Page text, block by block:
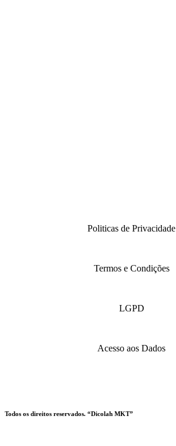
Politicas de Privacidade
Termos e Condições
LGPD
Acesso aos Dados
Todos os direitos reservados. “Dicolah MKT”